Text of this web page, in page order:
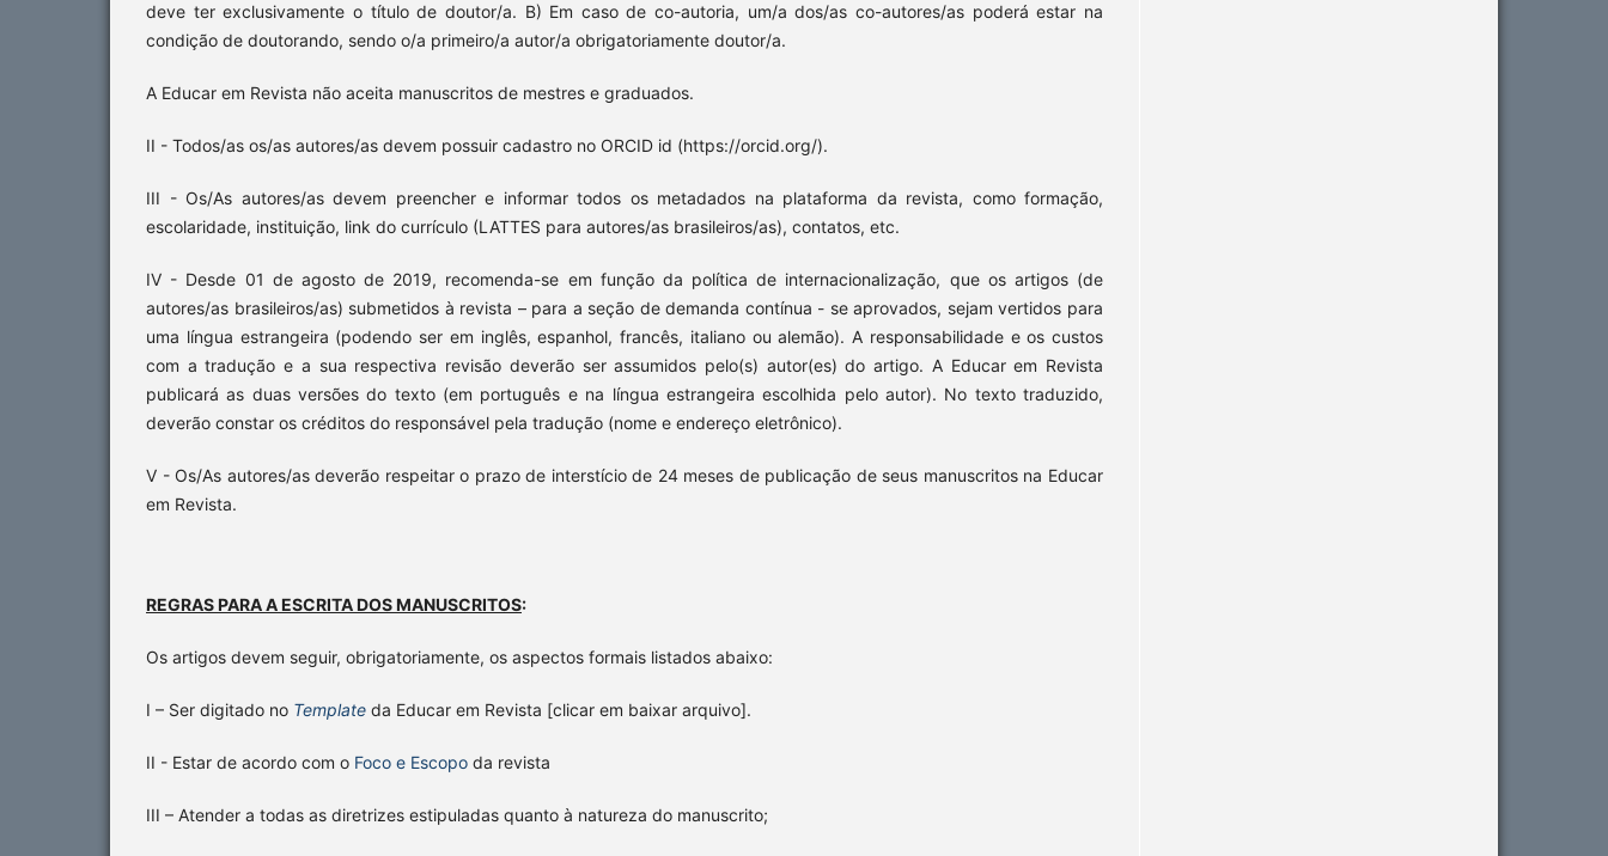
deve ter exclusivamente o título de doutor/a. B) Em caso de co-autoria, um/a dos/as co-autores/as poderá estar na
condição de doutorando, sendo o/a primeiro/a autor/a obrigatoriamente doutor/a.
A Educar em Revista não aceita manuscritos de mestres e graduados.
II - Todos/as os/as autores/as devem possuir cadastro no ORCID id (https://orcid.org/).
III - Os/As autores/as devem preencher e informar todos os metadados na plataforma da revista, como formação,
escolaridade, instituição, link do currículo (LATTES para autores/as brasileiros/as), contatos, etc.
IV - Desde 01 de agosto de 2019, recomenda-se em função da política de internacionalização, que os artigos (de
autores/as brasileiros/as) submetidos à revista – para a seção de demanda contínua - se aprovados, sejam vertidos para
uma língua estrangeira (podendo ser em inglês, espanhol, francês, italiano ou alemão). A responsabilidade e os custos
com a tradução e a sua respectiva revisão deverão ser assumidos pelo(s) autor(es) do artigo. A Educar em Revista
publicará as duas versões do texto (em português e na língua estrangeira escolhida pelo autor). No texto traduzido,
deverão constar os créditos do responsável pela tradução (nome e endereço eletrônico).
V - Os/As autores/as deverão respeitar o prazo de interstício de 24 meses de publicação de seus manuscritos na Educar
em Revista.
REGRAS PARA A ESCRITA DOS MANUSCRITOS:
Os artigos devem seguir, obrigatoriamente, os aspectos formais listados abaixo:
I – Ser digitado no Template da Educar em Revista [clicar em baixar arquivo].
II - Estar de acordo com o Foco e Escopo da revista
III – Atender a todas as diretrizes estipuladas quanto à natureza do manuscrito;